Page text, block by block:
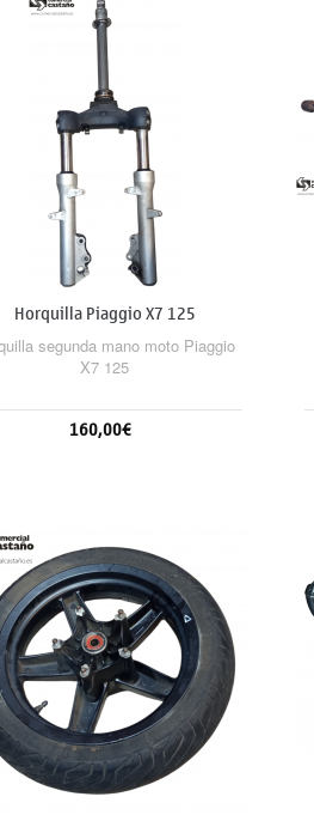
Horquilla Piaggio X7 125
segunda mano moto Piaggio
X7 125
160,00€